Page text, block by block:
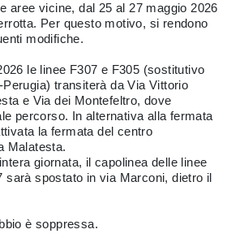
aree vicine, dal 25 al 27 maggio 2026
Per questo motivo, si rendono
modifiche.
le linee F307 e F305 (sostitutivo
transiterà da Via Vittorio
e Via dei Montefeltro, dove
percorso. In alternativa alla fermata
la fermata del centro
Malatesta.
giornata, il capolinea delle linee
sarà spostato in via Marconi, dietro il
è soppressa.